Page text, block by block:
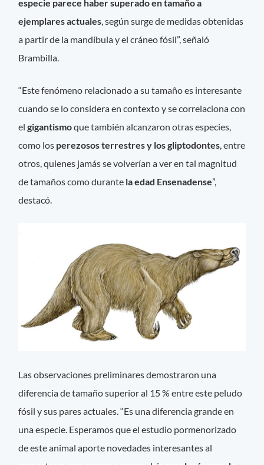
especie parece haber superado en tamaño a
ejemplares actuales , según surge de medidas obtenidas
a partir de la mandíbula y el cráneo fósil”, señaló
Brambilla.
“Este fenómeno relacionado a su tamaño es interesante
cuando se lo considera en contexto y se correlaciona con
elgigantismoque también alcanzaron otras especies,
como los perezosos terrestres y los gliptodontes, entre
otros, quienes jamás se volverían a ver en tal magnitud
de tamaños como durante la edad Ensenadense”,
destacó.
Las observaciones preliminares demostraron una
diferencia de tamaño superior al 15 % entre este peludo
fósil y sus pares actuales. “Es una diferencia grande en
una especie. Esperamos que el estudio pormenorizado
de este animal aporte novedades interesantes al